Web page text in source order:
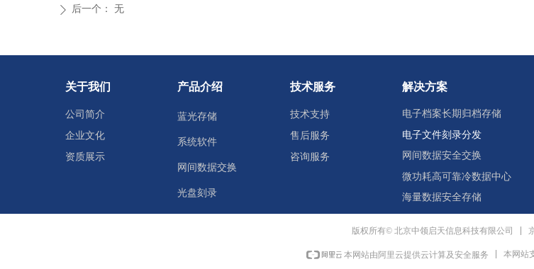
ꄲ 后一个： 无
关于我们
公司简介
企业文化
资质展示
产品介绍
蓝光存储
系统软件
网间数据交换
光盘刻录
技术服务
技术支持
售后服务
咨询服务
解决方案
电子档案长期归档存储
电子文件刻录分发
网间数据安全交换
微功耗高可靠冷数据中心
海量数据安全存储
版权所有© 北京中领启天信息科技有限公司
本网站由阿里云提供云计算及安全服务 本网站